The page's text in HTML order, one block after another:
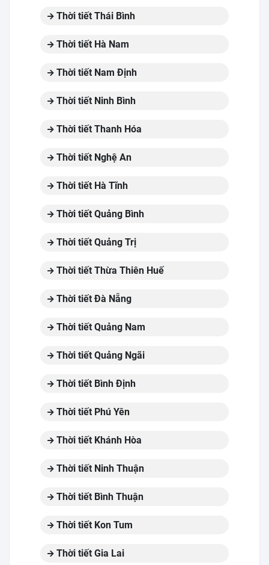
Thời tiết Thái Bình
Thời tiết Hà Nam
Thời tiết Nam Định
Thời tiết Ninh Bình
Thời tiết Thanh Hóa
Thời tiết Nghệ An
Thời tiết Hà Tĩnh
Thời tiết Quảng Bình
Thời tiết Quảng Trị
Thời tiết Thừa Thiên Huế
Thời tiết Đà Nẵng
Thời tiết Quảng Nam
Thời tiết Quảng Ngãi
Thời tiết Bình Định
Thời tiết Phú Yên
Thời tiết Khánh Hòa
Thời tiết Ninh Thuận
Thời tiết Bình Thuận
Thời tiết Kon Tum
Thời tiết Gia Lai